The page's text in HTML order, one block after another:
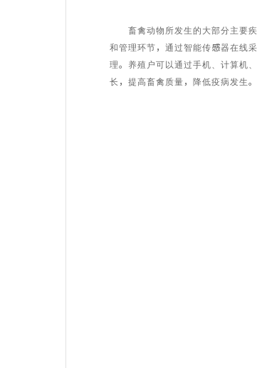
畜禽动物所发生的大部分主要疾
和管理环节，通过智能传感器在线
理。养殖户可以通过手机、计算机
长，提高畜禽质量，降低疫病发生。